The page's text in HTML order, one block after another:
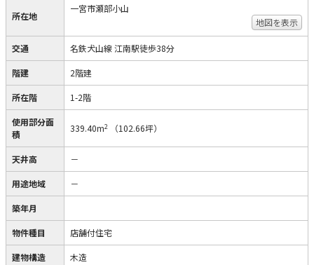
所在地
一宮市瀬部小山
地図を表示
交通 名鉄犬山線 江南駅徒歩38分
階建 2階建
所在階 1-2階
使用部分面
積
339.40m2 （102.66坪）
天井高 －
用途地域 －
築年月
物件種目 店舗付住宅
建物構造 木造